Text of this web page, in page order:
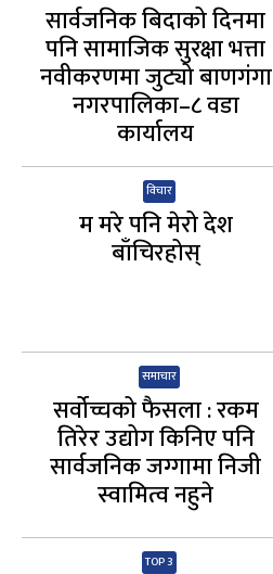
सार्वजनिक बिदाको दिनमा
पनि सामाजिक सुरक्षा भत्ता
नवीकरणमा जुट्यो बाणगंगा
नगरपालिका–८ वडा
कार्यालय
विचार
म मरे पनि मेरो देश
बाँचिरहोस्
समाचार
सर्वोच्चको फैसला : रकम
तिरेर उद्योग किनिए पनि
सार्वजनिक जग्गामा निजी
स्वामित्व नहुने
TOP 3